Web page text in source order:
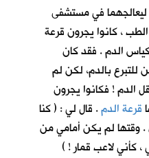
في مستشفى
، كانوا يجرون قرعة
الدم . فقد كان
بالدم، لكن لم
الدم ! فكانوا يجرون
قرعة الدم. قال لي : ( كنا
لم يكن أمامي من
، كأني لاعب قمار ! )